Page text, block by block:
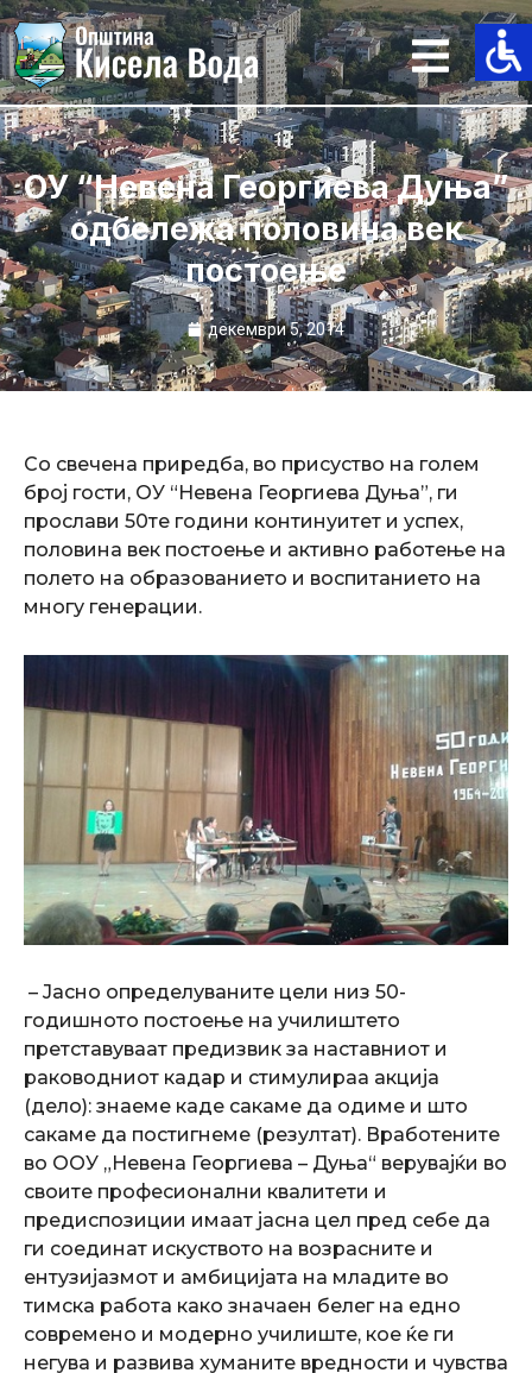
Skip
to
content
ОУ “Невена Георгиева Дуња”
одбележа половина век
постоење
декември 5, 2014
Со свечена приредба, во присуство на голем
број гости, ОУ “Невена Георгиева Дуња”, ги
прослави 50те години континуитет и успех,
половина век постоење и активно работење на
полето на образованието и воспитанието на
многу генерации.
– Јасно определуваните цели низ 50-
годишното постоење на училиштето
претставуваат предизвик за наставниот и
раководниот кадар и стимулираа акција
(дело): знаеме каде сакаме да одиме и што
сакаме да постигнеме (резултат). Вработените
во ООУ „Невена Георгиева – Дуња“ верувајќи во
своите професионални квалитети и
предиспозиции имаат јасна цел пред себе да
ги соединат искуството на возрасните и
ентузијазмот и амбицијата на младите во
тимска работа како значаен белег на едно
современо и модерно училиште, кое ќе ги
негува и развива хуманите вредности и чувства